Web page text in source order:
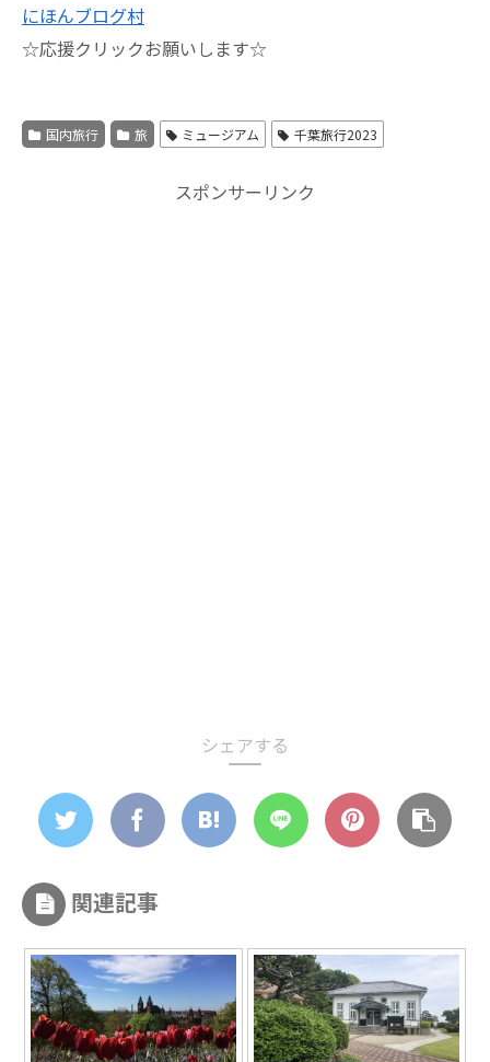
にほんブログ村
☆応援クリックお願いします☆
国内旅行 旅 ミュージアム 千葉旅行2023
スポンサーリンク
シェアする
関連記事